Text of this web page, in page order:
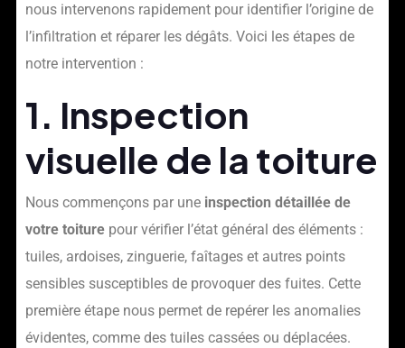
nous intervenons rapidement pour identifier l’origine de
l’infiltration et réparer les dégâts. Voici les étapes de
notre intervention :
1. Inspection
visuelle de la toiture
Nous commençons par une inspection détaillée de
votre toiture pour vérifier l’état général des éléments :
tuiles, ardoises, zinguerie, faîtages et autres points
sensibles susceptibles de provoquer des fuites. Cette
première étape nous permet de repérer les anomalies
évidentes, comme des tuiles cassées ou déplacées.